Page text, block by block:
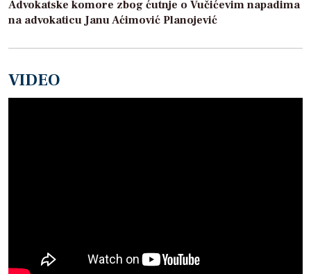
Advokatske komore zbog ćutnje o Vučićevim napadima
na advokaticu Janu Aćimović Planojević
VIDEO